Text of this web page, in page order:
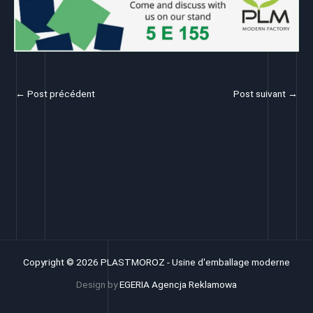
← Post précédent Post suivant →
Copyright © 2026 PLASTMOROZ - Usine d'emballage moderne
Design byEGERIA Agencja Reklamowa